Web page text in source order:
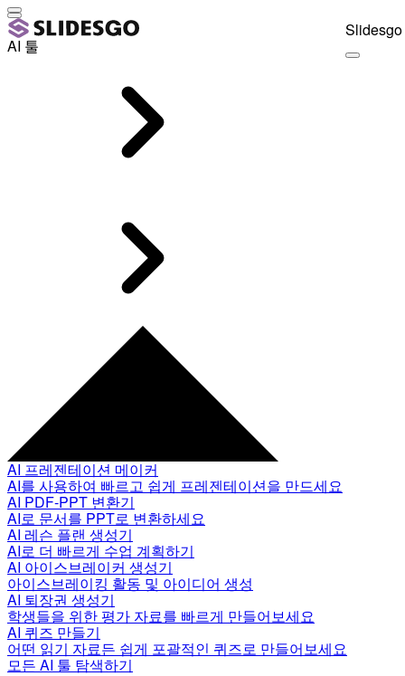
AI 툴
AI 프레젠테이션 메이커
AI를 사용하여 빠르고 쉽게 프레젠테이션을 만드세요
AI PDF-PPT 변환기
AI로 문서를 PPT로 변환하세요
AI 레슨 플랜 생성기
AI로 더 빠르게 수업 계획하기
AI 아이스브레이커 생성기
아이스브레이킹 활동 및 아이디어 생성
AI 퇴장권 생성기
학생들을 위한 평가 자료를 빠르게 만들어보세요
AI 퀴즈 만들기
어떤 읽기 자료든 쉽게 포괄적인 퀴즈로 만들어보세요
모든 AI 툴 탐색하기